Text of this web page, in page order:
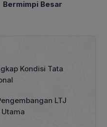
Bermimpi Besar
Kondisi Tata
LTJ